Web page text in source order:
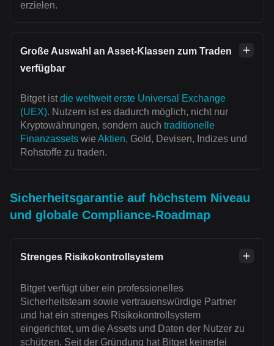
erzielen.
Große Auswahl an Asset-Klassen zum Traden
verfügbar
Bitget ist die weltweit erste Universal Exchange
(UEX). Nutzern ist es dadurch möglich, nicht nur
Kryptowährungen, sondern auch traditionelle
Finanzassets wie Aktien, Gold, Devisen, Indizes und
Rohstoffe zu traden.
Sicherheitsgarantie auf höchstem Niveau
und globale Compliance-Roadmap
Strenges Risikokontrollsystem
Bitget verfügt über ein professionelles
Sicherheitsteam sowie vertrauenswürdige Partner
und hat ein strenges Risikokontrollsystem
eingerichtet, um die Assets und Daten der Nutzer zu
schützen. Seit der Gründung hat Bitget keinerlei